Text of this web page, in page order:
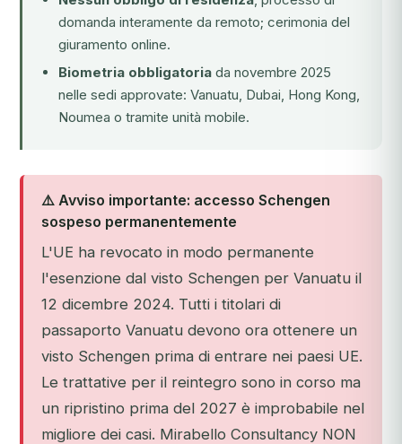
domanda interamente da remoto; cerimonia del
giuramento online.
Biometria obbligatoria da novembre 2025
nelle sedi approvate: Vanuatu, Dubai, Hong Kong,
Noumea o tramite unità mobile.
⚠️ Avviso importante: accesso Schengen
sospeso permanentemente
L'UE ha revocato in modo permanente
l'esenzione dal visto Schengen per Vanuatu il
12 dicembre 2024. Tutti i titolari di
passaporto Vanuatu devono ora ottenere un
visto Schengen prima di entrare nei paesi UE.
Le trattative per il reintegro sono in corso ma
un ripristino prima del 2027 è improbabile nel
migliore dei casi. Mirabello Consultancy NON